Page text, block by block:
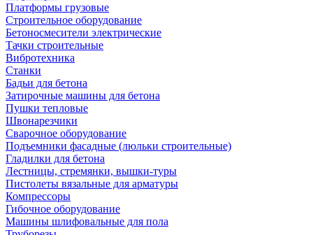
Платформы грузовые
Строительное оборудование
Бетоносмесители электрические
Тачки строительные
Вибротехника
Станки
Бадьи для бетона
Затирочные машины для бетона
Пушки тепловые
Швонарезчики
Сварочное оборудование
Подъемники фасадные (люльки строительные)
Гладилки для бетона
Лестницы, стремянки, вышки-туры
Пистолеты вязальные для арматуры
Компрессоры
Гибочное оборудование
Машины шлифовальные для пола